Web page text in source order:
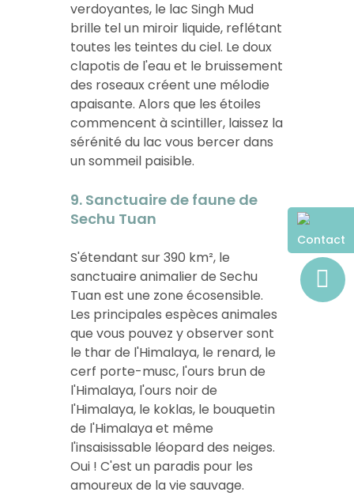
verdoyantes, le lac Singh Mud
brille tel un miroir liquide, reflétant
toutes les teintes du ciel. Le doux
clapotis de l'eau et le bruissement
des roseaux créent une mélodie
apaisante. Alors que les étoiles
commencent à scintiller, laissez la
sérénité du lac vous bercer dans
un sommeil paisible.
9. Sanctuaire de faune de
Sechu Tuan
S'étendant sur 390 km², le
sanctuaire animalier de Sechu
Tuan est une zone écosensible.
Les principales espèces animales
que vous pouvez y observer sont
le thar de l'Himalaya, le renard, le
cerf porte-musc, l'ours brun de
l'Himalaya, l'ours noir de
l'Himalaya, le koklas, le bouquetin
de l'Himalaya et même
l'insaisissable léopard des neiges.
Oui ! C'est un paradis pour les
amoureux de la vie sauvage.
Contact